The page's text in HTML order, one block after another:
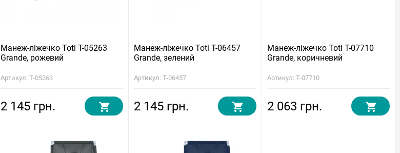
Манеж-ліжечко Toti T-05263
Grande, рожевий
Артикул: T-05263
2 145 грн.
Манеж-ліжечко Toti T-06457
Grande, зелений
Артикул: T-06457
2 145 грн.
Манеж-ліжечко Toti T-07710
Grande, коричневий
Артикул: T-07710
2 063 грн.